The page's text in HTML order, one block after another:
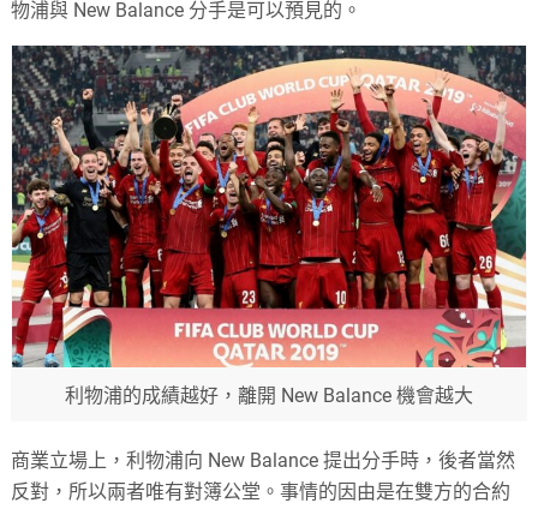
物浦與 New Balance 分手是可以預見的。
利物浦的成績越好，離開 New Balance 機會越大
商業立場上，利物浦向 New Balance 提出分手時，後者當然
反對，所以兩者唯有對簿公堂。事情的因由是在雙方的合約